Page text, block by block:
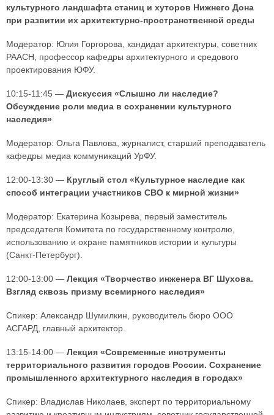
культурного ландшафта станиц и хуторов Нижнего Дона
при развитии их архитектурно-пространственной среды
Модератор: Юлия Горгорова, кандидат архитектуры, советник
РААСН, профессор кафедры архитектурного и средового
проектирования ЮФУ.
10:15-11:45 — Дискуссия «Слышно ли наследие?
Обсуждение роли медиа в сохранении культурного
наследия»
Модератор: Ольга Павлова, журналист, старший преподаватель
кафедры медиа коммуникаций УрФУ.
12:00-13:30 — Круглый стол «Культурное наследие как
способ интеграции участников СВО к мирной жизни»
Модератор: Екатерина Козырева, первый заместитель
председателя Комитета по государственному контролю,
использованию и охране памятников истории и культуры
(Санкт-Петербург).
12:00-13:00 — Лекция «Творчество инженера ВГ Шухова.
Взгляд сквозь призму всемирного наследия»
Спикер: Александр Шумилкин, руководитель бюро ООО
АСГАРД, главный архитектор.
13:15-14:00 — Лекция «Современные инструменты
территориального развития городов России. Сохранение
промышленного архитектурного наследия в городах»
Спикер: Владислав Николаев, эксперт по территориальному